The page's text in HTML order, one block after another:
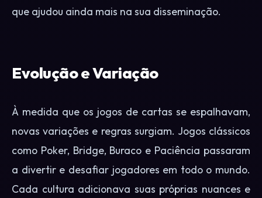
que ajudou ainda mais na sua disseminação.
Evolução e Variação
À medida que os jogos de cartas se espalhavam,
novas variações e regras surgiam. Jogos clássicos
como Poker, Bridge, Buraco e Paciência passaram
a divertir e desafiar jogadores em todo o mundo.
Cada cultura adicionava suas próprias nuances e